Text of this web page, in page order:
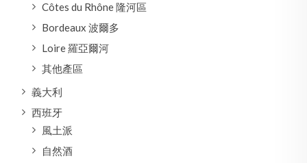
Côtes du Rhône 隆河區
Bordeaux 波爾多
Loire 羅亞爾河
其他產區
義大利
西班牙
風土派
自然酒